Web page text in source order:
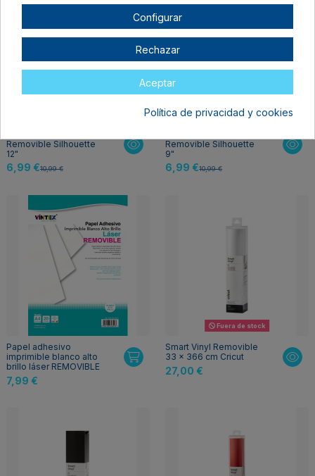
Removible Silhouette
12"
6,99 €10,99 €
Removible Silhouette
9"
6,99 €10,99 €
Papel adhesivo
imprimible blanco alto
brillo láser REMOVIBLE
7,99 €
Fuera de stock
Smart Vinyl Removible
33 x 366 cm Cricut
27,00 €
Configurar
Rechazar
Aceptar
Política de privacidad y cookies